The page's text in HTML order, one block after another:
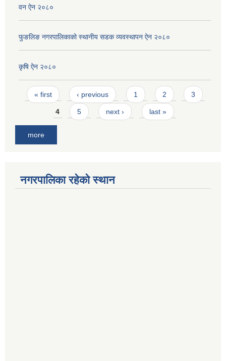
वन ऐन २०८०
फुङलिङ नगरपालिकाको स्थानीय सडक व्यवस्थापन ऐन २०८०
कृषि ऐन २०८०
Pages
« first ‹ previous 1 2 3
4 5 next › last »
more
नगरपालिका रहेको स्थान